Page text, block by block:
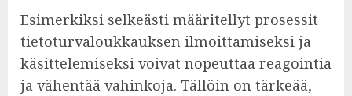
Esimerkiksi selkeästi määritellyt prosessit
tietoturvaloukkauksen ilmoittamiseksi ja
käsittelemiseksi voivat nopeuttaa reagointia
ja vähentää vahinkoja. Tällöin on tärkeää,